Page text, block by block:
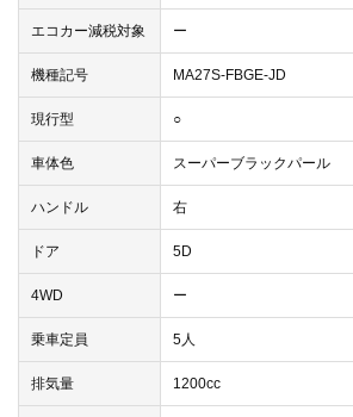
エコカー減税対象 ー
機種記号 MA27S-FBGE-JD
現行型 ○
車体色 スーパーブラックパール
ハンドル 右
ドア 5D
4WD ー
乗車定員 5人
排気量 1200cc